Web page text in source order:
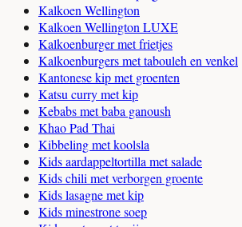
Kalkoen Wellington
Kalkoen Wellington LUXE
Kalkoenburger met frietjes
Kalkoenburgers met tabouleh en venkel
Kantonese kip met groenten
Katsu curry met kip
Kebabs met baba ganoush
Khao Pad Thai
Kibbeling met koolsla
Kids aardappeltortilla met salade
Kids chili met verborgen groente
Kids lasagne met kip
Kids minestrone soep